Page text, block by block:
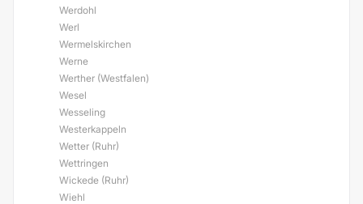
Werdohl
Werl
Wermelskirchen
Werne
Werther (Westfalen)
Wesel
Wesseling
Westerkappeln
Wetter (Ruhr)
Wettringen
Wickede (Ruhr)
Wiehl